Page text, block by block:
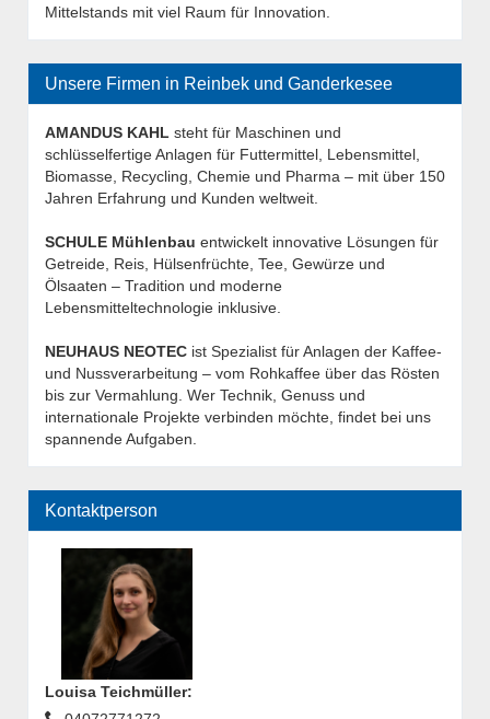
Mittelstands mit viel Raum für Innovation.
Unsere Firmen in Reinbek und Ganderkesee
AMANDUS KAHL steht für Maschinen und
schlüsselfertige Anlagen für Futtermittel, Lebensmittel,
Biomasse, Recycling, Chemie und Pharma – mit über 150
Jahren Erfahrung und Kunden weltweit.
SCHULE Mühlenbau entwickelt innovative Lösungen für
Getreide, Reis, Hülsenfrüchte, Tee, Gewürze und
Ölsaaten – Tradition und moderne
Lebensmitteltechnologie inklusive.
NEUHAUS NEOTEC ist Spezialist für Anlagen der Kaffee-
und Nussverarbeitung – vom Rohkaffee über das Rösten
bis zur Vermahlung. Wer Technik, Genuss und
internationale Projekte verbinden möchte, findet bei uns
spannende Aufgaben.
Kontaktperson
Louisa Teichmüller: